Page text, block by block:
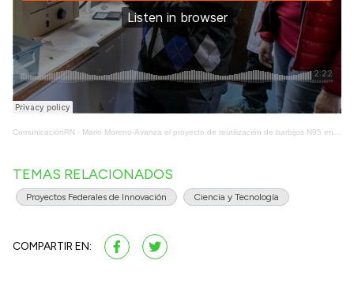
ComunicaciónRN · Mario Moreno-Avanza el proyecto de reutilización de barbijos N95 en Bariloche
TEMAS RELACIONADOS
Proyectos Federales de Innovación Ciencia y Tecnología
COMPARTIR EN: